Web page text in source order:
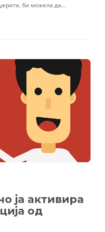
би можела да…
ја активира
од